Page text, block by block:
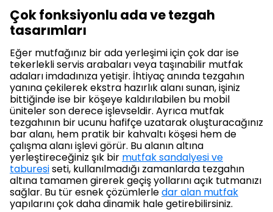
Çok fonksiyonlu ada ve tezgah
tasarımları
Eğer mutfağınız bir ada yerleşimi için çok dar ise
tekerlekli servis arabaları veya taşınabilir mutfak
adaları imdadınıza yetişir. İhtiyaç anında tezgahın
yanına çekilerek ekstra hazırlık alanı sunan, işiniz
bittiğinde ise bir köşeye kaldırılabilen bu mobil
üniteler son derece işlevseldir. Ayrıca mutfak
tezgahının bir ucunu hafifçe uzatarak oluşturacağınız
bar alanı, hem pratik bir kahvaltı köşesi hem de
çalışma alanı işlevi görür. Bu alanın altına
yerleştireceğiniz şık bir mutfak sandalyesi ve
taburesiseti, kullanılmadığı zamanlarda tezgahın
altına tamamen girerek geçiş yollarını açık tutmanızı
sağlar. Bu tür esnek çözümlerledar alan mutfak
yapılarını çok daha dinamik hale getirebilirsiniz.